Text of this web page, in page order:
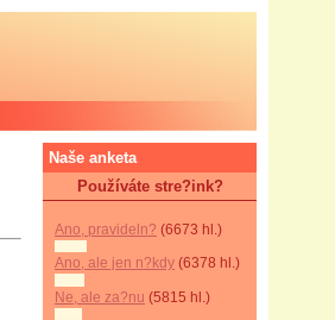
Naše anketa
Používáte stre?ink?
Ano, pravideln? (6673 hl.)
Ano, ale jen n?kdy (6378 hl.)
Ne, ale za?nu (5815 hl.)